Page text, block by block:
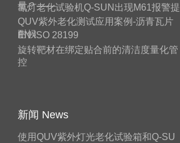
量？——
氙灯老化试验机Q-SUN出现M61报警提
QUV紫外老化测试应用案例-沥青瓦片
耐候
EN ISO 28199
旋转靶材在绑定贴合前的清洁度量化管
控
新闻 News
使用QUV紫外灯光老化试验箱和Q-SU